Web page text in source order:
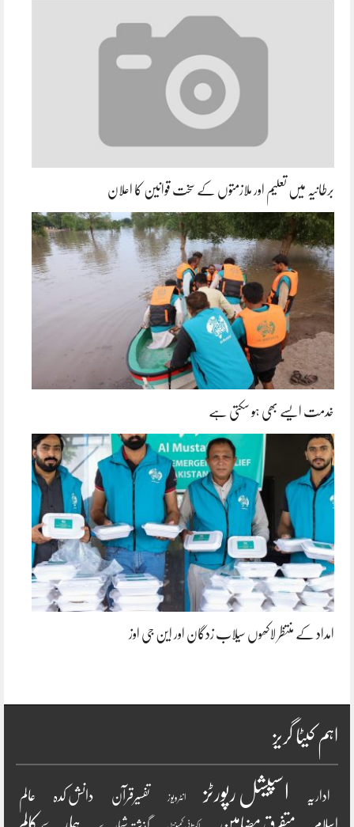
برطانیہ میں تعلیم اور ملازمتوں کے سخت قوانین کا اعلان
خدمت ایسے بھی ہو سکتی ہے
امداد کے منتظر لاکھوں سیلاب زدگان اور این جی اوز
اہم کیٹا گریز
اداریہ اسپیشل رپورٹز انٹرویو ز تفسیرقرآن دانش کدہ عالم
متفرق مضامین ہمارے کالم